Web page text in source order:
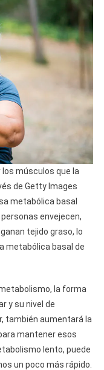
músculos que la
de Getty Images
metabólica basal
envejecen,
tejido graso, lo
metabólica basal de
la forma
y su nivel de
también aumentará la
mantener esos
lento, puede
un poco más rápido.